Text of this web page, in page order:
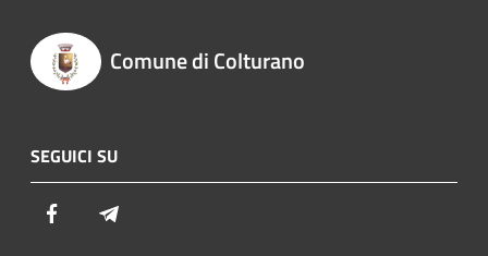
Comune di Colturano
SEGUICI SU
Facebook